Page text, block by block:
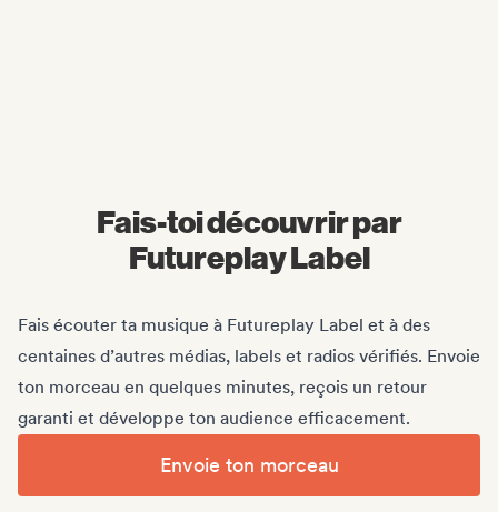
Fais-toi découvrir par
Futureplay Label
Fais écouter ta musique à Futureplay Label et à des
centaines d’autres médias, labels et radios vérifiés. Envoie
ton morceau en quelques minutes, reçois un retour
garanti et développe ton audience efficacement.
Envoie ton morceau